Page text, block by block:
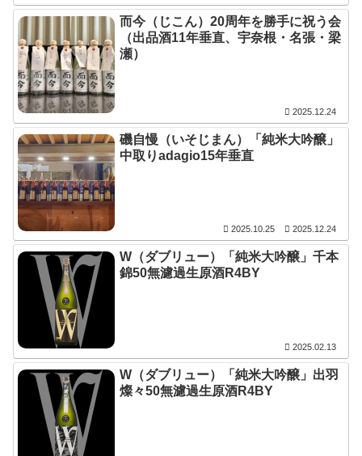
而今（じこん）20周年を勝手に祝う会
（出品酒11年垂直、宇奈根・名張・梁
瀬）
2025.12.24
磯自慢（いそじまん）「純米大吟醸」
中取りadagio15年垂直
2025.10.25 2025.12.24
W（ダブリュー）「純米大吟醸」千本
錦50無濾過生原酒R4BY
2025.02.13
W（ダブリュー）「純米大吟醸」出羽
燦々50無濾過生原酒R4BY